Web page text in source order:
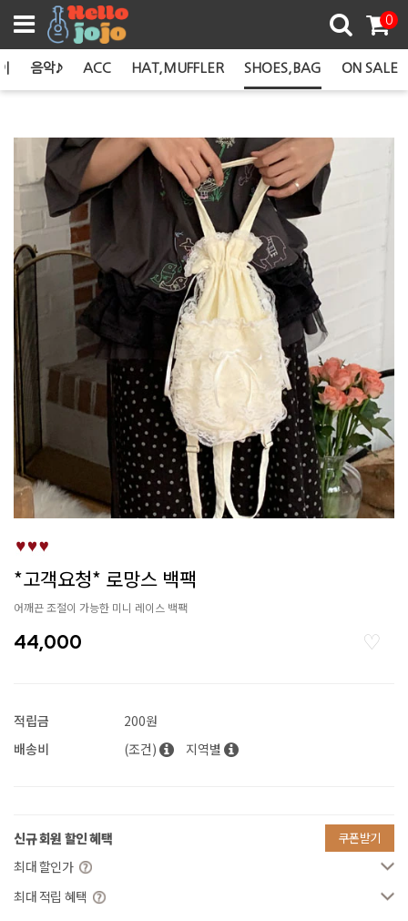
0
음악♪ ACC HAT,MUFFLER SHOES,BAG ON SALE
*고객요청* 로망스 백팩
어깨끈 조절이 가능한 미니 레이스 백팩
44,000
적립금
200원
배송비
(조건) 지역별
신규 회원 할인 혜택 쿠폰받기
최대 할인가
최대 적립 혜택